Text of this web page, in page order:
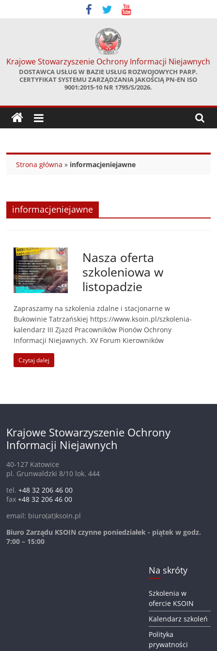
to
Krajowe Stowarzyszenie Ochrony Informacji Niejawnych
DOSTAWCA USŁUG W BAZIE USŁUG ROZWOJOWYCH PARP.
CERTYFIKAT SYSTEMU ZARZĄDZANIA JAKOŚCIĄ PN-EN ISO
9001:2015-10 NR 1795/S/2026.
Strona główna » informacjeniejawne
informacjeniejawne
Nasza oferta
szkoleniowa w
listopadzie
Zapraszamy na szkolenia zdalne i stacjonarne w
Bukowinie Tatrzańskiej https://www.ksoin.pl/szkolenia-
kalendarz III Zjazd Pracowników Pionów Ochrony
Informacji Niejawnych. XV Forum Kierowników
Czytaj dalej
Krajowe Stowarzyszenie Ochrony
Informacji Niejawnych
40-127 Katowice
pl. Grunwaldzki 8/10 lok. 444
tel.+48 32 206 46 00
fax+48 32 206 46 00
email: biuro(at)ksoin.pl
Biuro Zarządu KSOIN czynne poniedziałek - piątek w godz.
7:00 – 15:00
Na skróty
Szkolenia w
ofercie KSOIN
Kalendarz szkoleń
Polityka
prywatności